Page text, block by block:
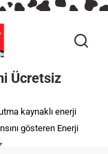
Ücretsiz
kaynaklı enerji
gösteren Enerji